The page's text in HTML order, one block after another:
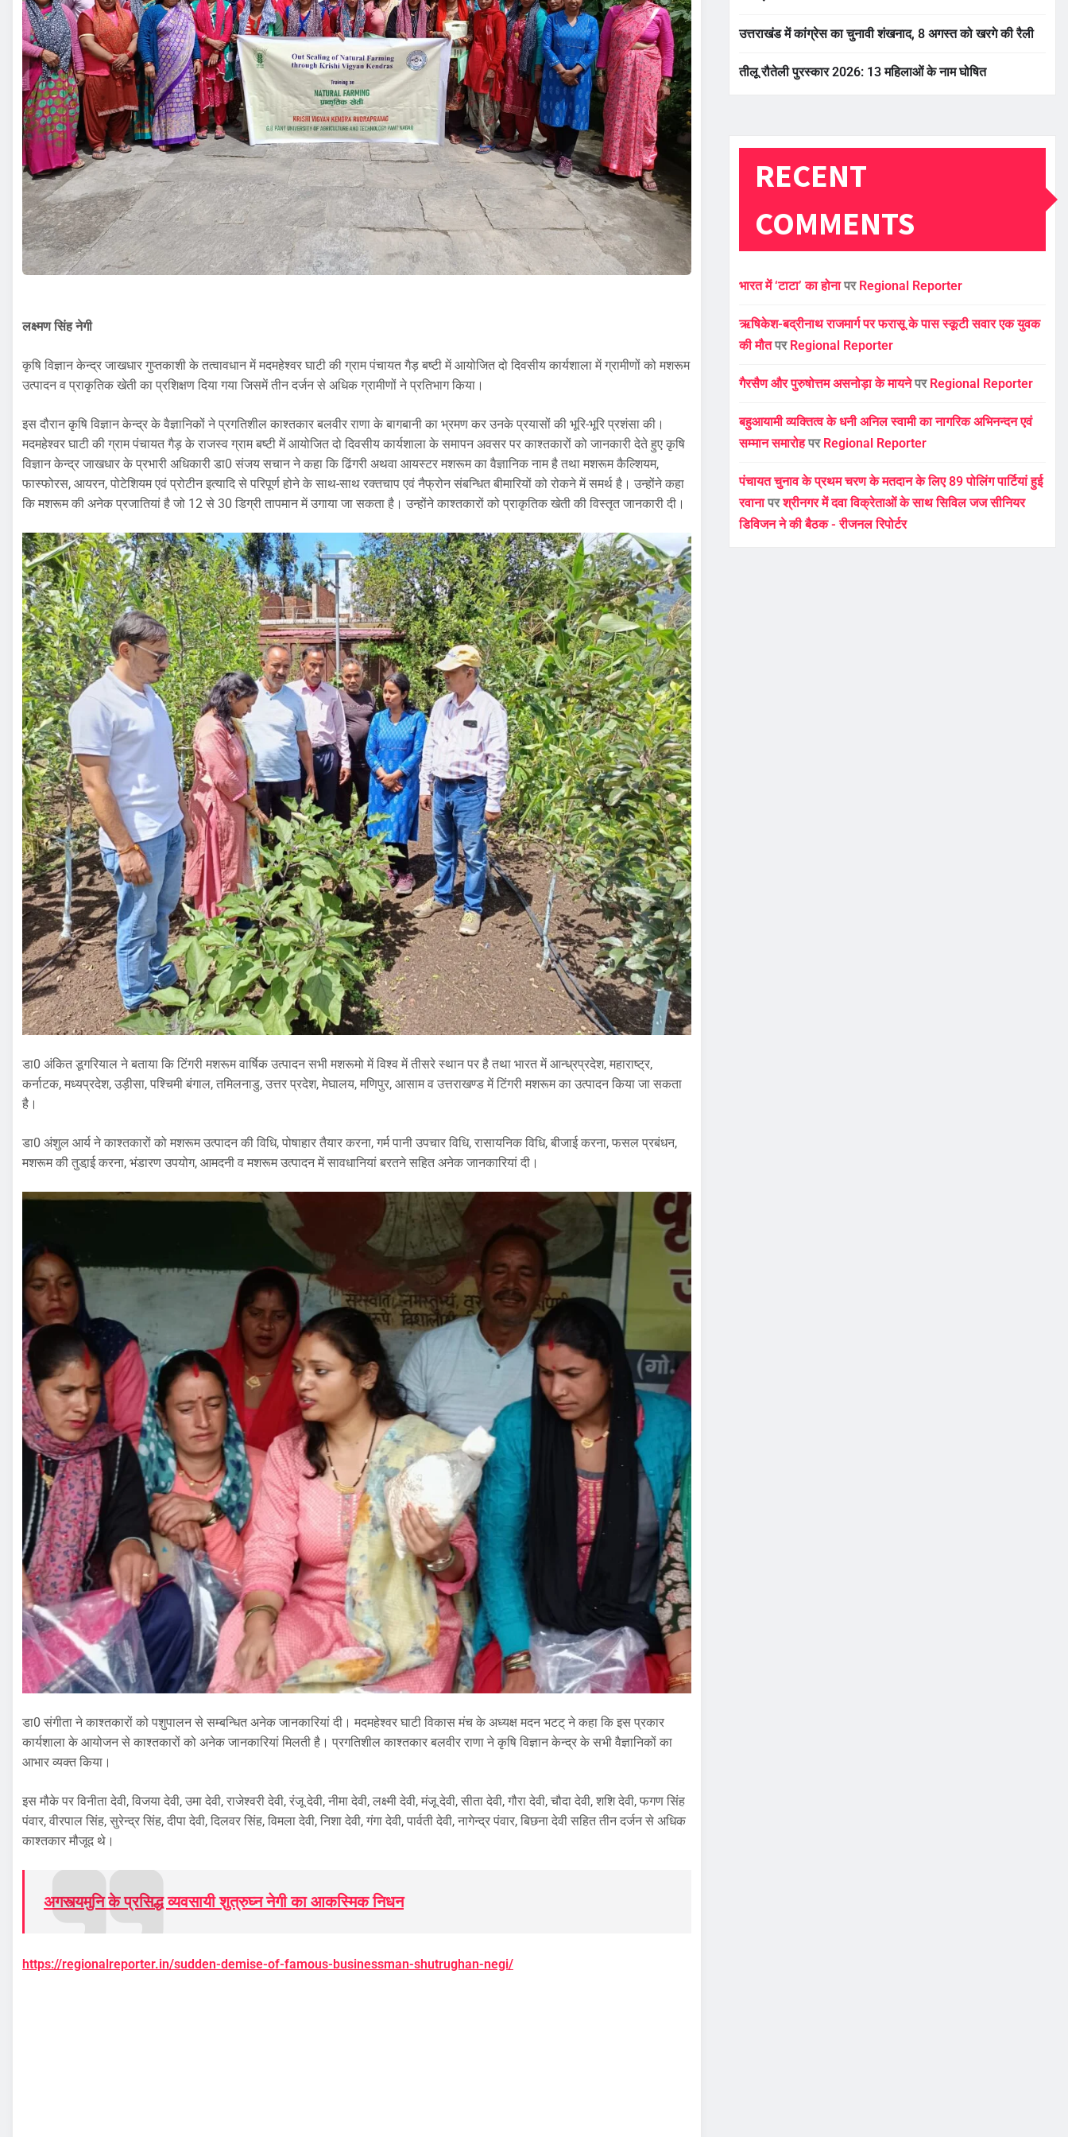
लक्ष्मण सिंह नेगी
कृषि विज्ञान केन्द्र जाखधार गुप्तकाशी के तत्वावधान में मदमहेश्वर घाटी की ग्राम पंचायत गैड़ बष्टी में आयोजित दो दिवसीय कार्यशाला में ग्रामीणों को मशरूम
उत्पादन व प्राकृतिक खेती का प्रशिक्षण दिया गया जिसमें तीन दर्जन से अधिक ग्रामीणों ने प्रतिभाग किया।
इस दौरान कृषि विज्ञान केन्द्र के वैज्ञानिकों ने प्रगतिशील काश्तकार बलवीर राणा के बागबानी का भ्रमण कर उनके प्रयासों की भूरि-भूरि प्रशंसा की।
मदमहेश्वर घाटी की ग्राम पंचायत गैड़ के राजस्व ग्राम बष्टी में आयोजित दो दिवसीय कार्यशाला के समापन अवसर पर काश्तकारों को जानकारी देते हुए कृषि
विज्ञान केन्द्र जाखधार के प्रभारी अधिकारी डा0 संजय सचान ने कहा कि ढिंगरी अथवा आयस्टर मशरूम का वैज्ञानिक नाम है तथा मशरूम कैल्शियम,
फास्फोरस, आयरन, पोटेशियम एवं प्रोटीन इत्यादि से परिपूर्ण होने के साथ-साथ रक्तचाप एवं नैफ्रोन संबन्धित बीमारियों को रोकने में समर्थ है। उन्होंने कहा
कि मशरूम की अनेक प्रजातियां है जो 12 से 30 डिग्री तापमान में उगाया जा सकता है। उन्होंने काश्तकारों को प्राकृतिक खेती की विस्तृत जानकारी दी।
डा0 अंकित डूगरियाल ने बताया कि टिंगरी मशरूम वार्षिक उत्पादन सभी मशरूमो में विश्व में तीसरे स्थान पर है तथा भारत में आन्ध्रप्रदेश, महाराष्ट्र,
कर्नाटक, मध्यप्रदेश, उड़ीसा, पश्चिमी बंगाल, तमिलनाडु, उत्तर प्रदेश, मेघालय, मणिपुर, आसाम व उत्तराखण्ड में टिंगरी मशरूम का उत्पादन किया जा सकता
है।
डा0 अंशुल आर्य ने काश्तकारों को मशरूम उत्पादन की विधि, पोषाहार तैयार करना, गर्म पानी उपचार विधि, रासायनिक विधि, बीजाई करना, फसल प्रबंधन,
मशरूम की तुडा़ई करना, भंडारण उपयोग, आमदनी व मशरूम उत्पादन में सावधानियां बरतने सहित अनेक जानकारियां दी।
डा0 संगीता ने काश्तकारों को पशुपालन से सम्बन्धित अनेक जानकारियां दी। मदमहेश्वर घाटी विकास मंच के अध्यक्ष मदन भटट् ने कहा कि इस प्रकार
कार्यशाला के आयोजन से काश्तकारों को अनेक जानकारियां मिलती है। प्रगतिशील काश्तकार बलवीर राणा ने कृषि विज्ञान केन्द्र के सभी वैज्ञानिकों का
आभार व्यक्त किया।
इस मौके पर विनीता देवी, विजया देवी, उमा देवी, राजेश्वरी देवी, रंजू देवी, नीमा देवी, लक्ष्मी देवी, मंजू देवी, सीता देवी, गौरा देवी, चौदा देवी, शशि देवी, फगण सिंह
पंवार, वीरपाल सिंह, सुरेन्द्र सिंह, दीपा देवी, दिलवर सिंह, विमला देवी, निशा देवी, गंगा देवी, पार्वती देवी, नागेन्द्र पंवार, बिछना देवी सहित तीन दर्जन से अधिक
काश्तकार मौजूद थे।
अगस्त्यमुनि के प्रसिद्ध व्यवसायी शुत्रुघ्न नेगी का आकस्मिक निधन
https://regionalreporter.in/sudden-demise-of-famous-businessman-shutrughan-negi/
उत्तराखंड में कांग्रेस का चुनावी शंखनाद, 8 अगस्त को खरगे की रैली
तीलू रौतेली पुरस्कार 2026: 13 महिलाओं के नाम घोषित
RECENT
COMMENTS
भारत में ‘टाटा’ का होनापर Regional Reporter
ऋषिकेश-बद्रीनाथ राजमार्ग पर फरासू के पास स्कूटी सवार एक युवक
की मौतपर Regional Reporter
गैरसैण और पुरुषोत्तम असनोड़ा के मायनेपर Regional Reporter
बहुआयामी व्यक्तित्व के धनी अनिल स्वामी का नागरिक अभिनन्दन एवं
सम्मान समारोहपर Regional Reporter
पंचायत चुनाव के प्रथम चरण के मतदान के लिए 89 पोलिंग पार्टियां हुई
रवानापरश्रीनगर में दवा विक्रेताओं के साथ सिविल जज सीनियर
डिविजन ने की बैठक - रीजनल रिपोर्टर